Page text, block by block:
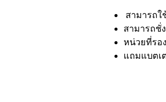
สามารถใ
สามารถชั่
หน่วยที่รอ
แถมแบตเ